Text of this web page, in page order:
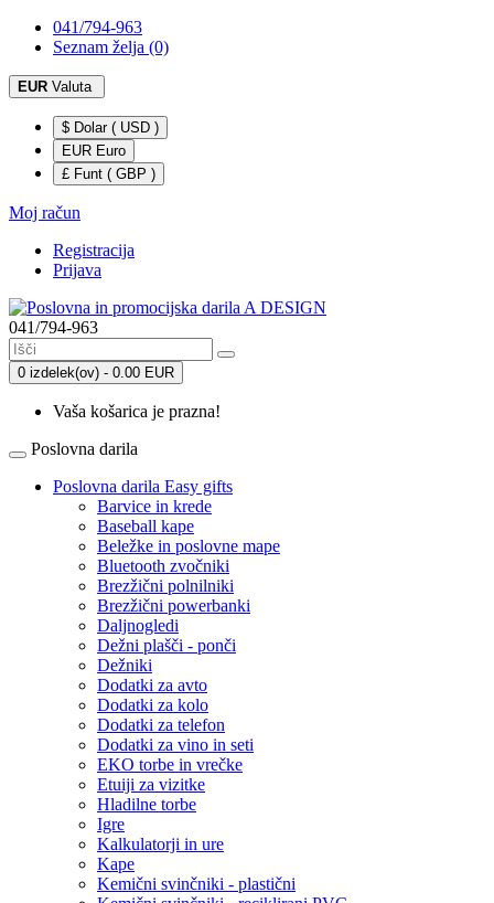
041/794-963
Seznam želja (0)
EUR Valuta
$ Dolar ( USD )
EUR Euro
£ Funt ( GBP )
Moj račun
Registracija
Prijava
041/794-963
0 izdelek(ov) - 0.00 EUR
Vaša košarica je prazna!
Poslovna darila
Poslovna darila Easy gifts
Barvice in krede
Baseball kape
Beležke in poslovne mape
Bluetooth zvočniki
Brezžični polnilniki
Brezžični powerbanki
Daljnogledi
Dežni plašči - ponči
Dežniki
Dodatki za avto
Dodatki za kolo
Dodatki za telefon
Dodatki za vino in seti
EKO torbe in vrečke
Etuiji za vizitke
Hladilne torbe
Igre
Kalkulatorji in ure
Kape
Kemični svinčniki - plastični